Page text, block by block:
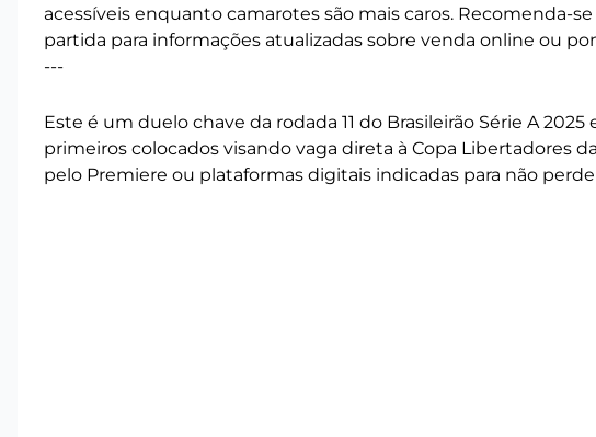
acessíveis enquanto camarotes são mais caros. Recomenda-
partida para informações atualizadas sobre venda online ou
---
Este é um duelo chave da rodada 11 do Brasileirão Série A
primeiros colocados visando vaga direta à Copa Libertadores
pelo Premiere ou plataformas digitais indicadas para não